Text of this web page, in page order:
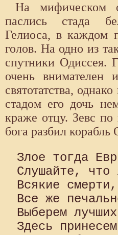
На мифическом
паслись стада
Гелиоса, в каждом
голов. На одно из
спутники Одиссея.
очень внимателен
святотатства,
стадом его дочь
краже отцу. Зевс по
бога разбил
Злое тогда
Слушайте,
Всякие
Все же
Выберем
Здесь